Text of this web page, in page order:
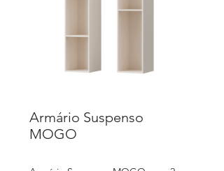
Armário Suspenso
MOGO